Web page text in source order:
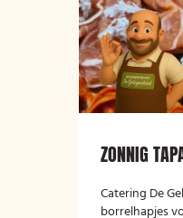
ZONNIG
Catering De
borrelhapjes